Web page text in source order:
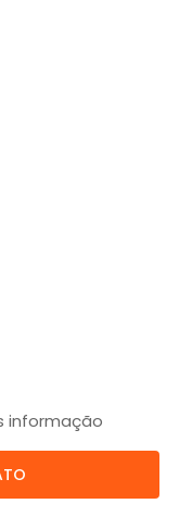
informação